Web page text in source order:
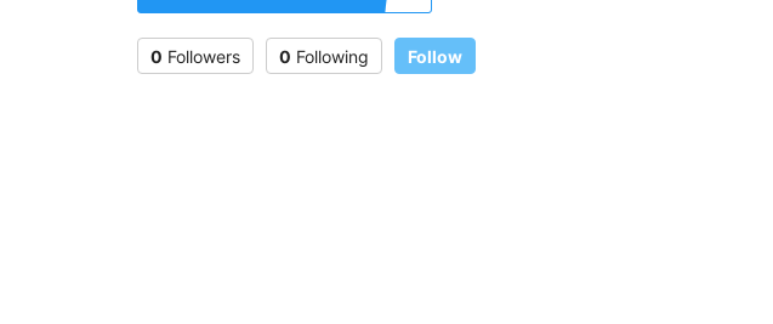
0 Followers 0 Following Follow